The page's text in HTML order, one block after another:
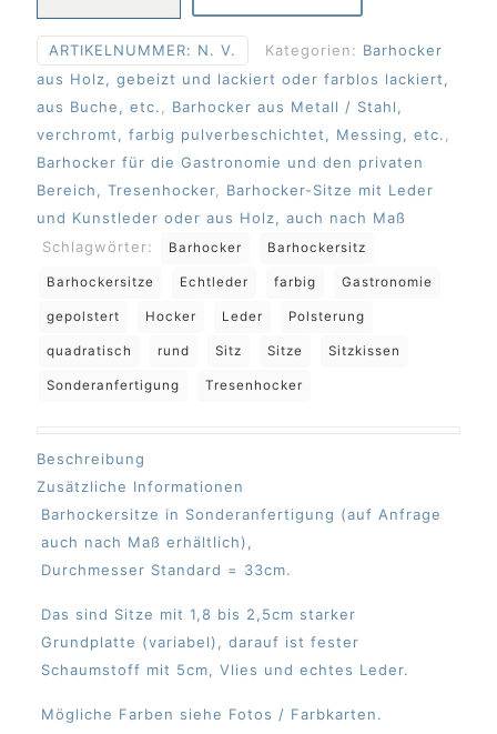
Leder
Menge
ARTIKELNUMMER: N. V. Kategorien: Barhocker
aus Holz, gebeizt und lackiert oder farblos lackiert,
aus Buche, etc.
Barhocker aus Metall / Stahl,
verchromt, farbig pulverbeschichtet, Messing, etc.
Barhocker für die Gastronomie und den privaten
Bereich, Tresenhocker
Barhocker-Sitze mit Leder
und Kunstleder oder aus Holz, auch nach Maß
Schlagwörter:
Barhocker Barhockersitz
Barhockersitze Echtleder farbig Gastronomie
gepolstert Hocker Leder Polsterung
quadratisch rund Sitz Sitze Sitzkissen
Sonderanfertigung Tresenhocker
Beschreibung
Zusätzliche Informationen
Barhockersitze in Sonderanfertigung (auf Anfrage
auch nach Maß erhältlich),
Durchmesser Standard = 33cm.
Das sind Sitze mit 1,8 bis 2,5cm starker
Grundplatte (variabel), darauf ist fester
Schaumstoff mit 5cm, Vlies und echtes Leder.
Mögliche Farben siehe Fotos / Farbkarten.